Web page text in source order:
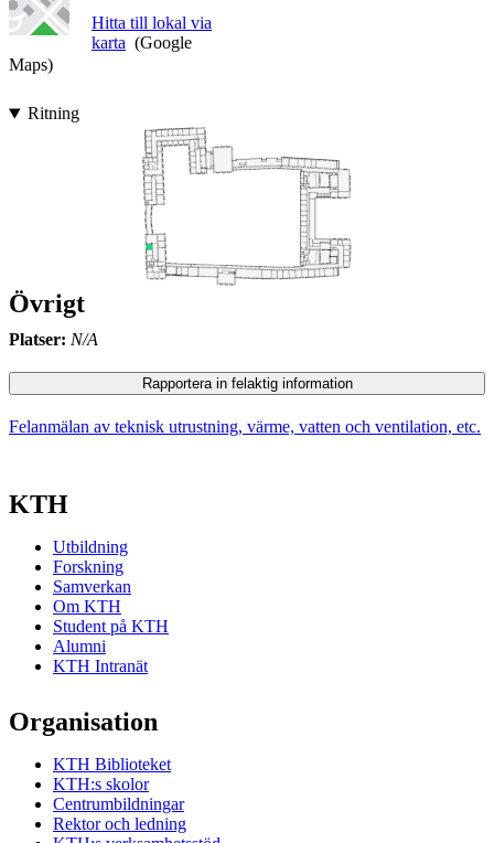
Hitta till lokal via
karta (Google
Maps)
Ritning
Övrigt
Platser: N/A
Rapportera in felaktig information
Felanmälan av teknisk utrustning, värme, vatten och ventilation, etc.
KTH
Utbildning
Forskning
Samverkan
Om KTH
Student på KTH
Alumni
KTH Intranät
Organisation
KTH Biblioteket
KTH:s skolor
Centrumbildningar
Rektor och ledning